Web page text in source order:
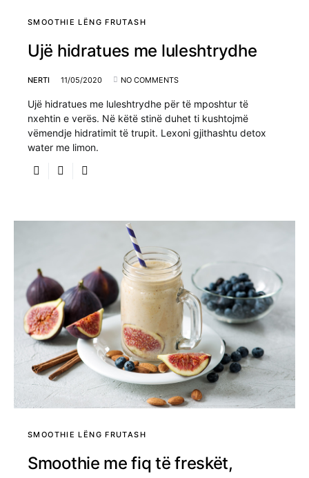
SMOOTHIE LËNG FRUTASH
Ujë hidratues me luleshtrydhe
NERTI 11/05/2020 NO COMMENTS
Ujë hidratues me luleshtrydhe për të mposhtur të
nxehtin e verës. Në këtë stinë duhet ti kushtojmë
vëmendje hidratimit të trupit. Lexoni gjithashtu detox
water me limon.
SMOOTHIE LËNG FRUTASH
Smoothie me fiq të freskët,